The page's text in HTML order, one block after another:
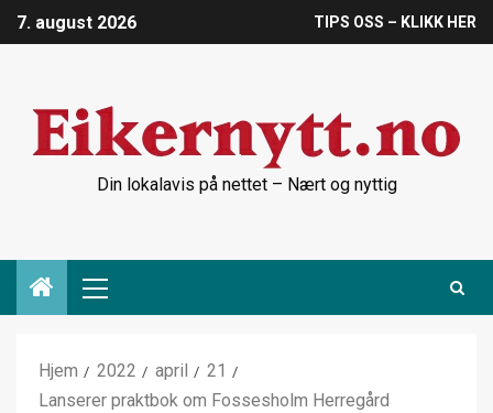
7. august 2026 TIPS OSS – KLIKK HER
Din lokalavis på nettet – Nært og nyttig
Hjem 2022 april
21
Lanserer praktbok om Fossesholm Herregård